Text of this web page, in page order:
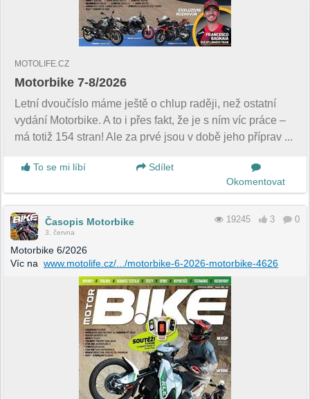
MOTOLIFE.CZ
Motorbike 7-8/2026
Letní dvoučíslo máme ještě o chlup raději, než ostatní
vydání Motorbike. A to i přes fakt, že je s ním víc práce –
má totiž 154 stran! Ale za prvé jsou v době jeho příprav ...
To se mi líbí
Sdílet
Okomentovat
Časopis Motorbike
3. června
19245 3 0
Motorbike 6/2026
Víc na www.motolife.cz/.../motorbike-6-2026-motorbike-4626